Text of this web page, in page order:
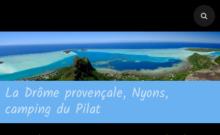
La Drôme provençale, Nyons,
camping du Pilat